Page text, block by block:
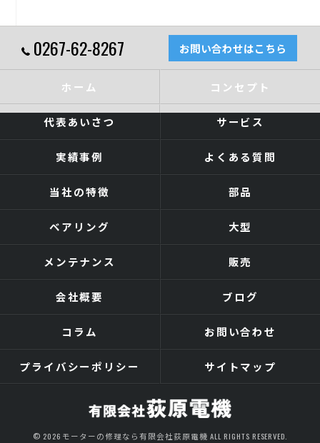
0267-62-8267 お問い合わせはこちら
ホーム コンセプト
代表あいさつ サービス
実績事例 よくある質問
当社の特徴 部品
ベアリング 大型
メンテナンス 販売
会社概要 ブログ
コラム お問い合わせ
プライバシーポリシー サイトマップ
© 2026 モーターの修理なら有限会社荻原電機 ALL RIGHTS RESERVED.